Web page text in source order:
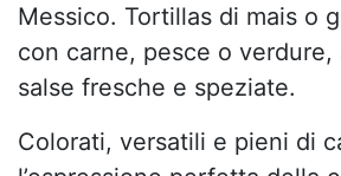
Messico. Tortillas di mais o
con carne, pesce o
salse fresche e speziate.
Colorati, versatili e pieni di